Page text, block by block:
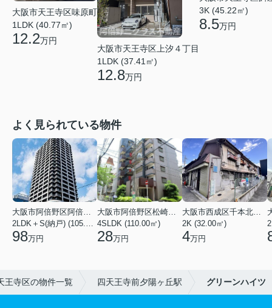
大阪市天王寺区味原町
1LDK (40.77㎡)
12.2万円
大阪市天王寺区上汐４丁目
1LDK (37.41㎡)
12.8万円
3K (45.22㎡)
8.5万円
よく見られている物件
98万円
4SLDK (110.00㎡)
28万円
2K (32.00㎡)
4万円
王寺区の物件一覧 四天王寺前夕陽ヶ丘駅 グリーンハイツ